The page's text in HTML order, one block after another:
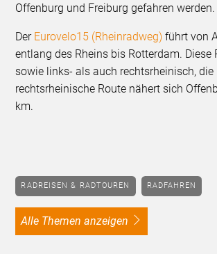
Offenburg und Freiburg gefahren werden.
Der Eurovelo15 (Rheinradweg)führt von
entlang des Rheins bis Rotterdam. Diese
sowie links- als auch rechtsrheinisch, die
rechtsrheinische Route nähert sich
km.
RADREISEN & RADTOUREN RADFAHREN
alle Themen anzeigen